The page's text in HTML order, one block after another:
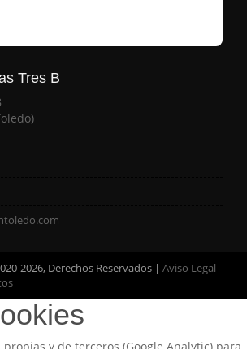
Tres B
2026, Derechos Reservados | Aviso Legal